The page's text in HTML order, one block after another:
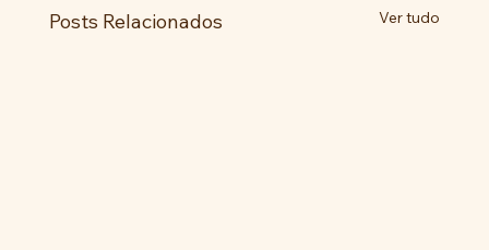
Posts Relacionados Ver tudo